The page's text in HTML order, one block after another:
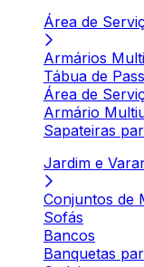
Área de
Armários
Tábua de
Área de
Armário
Sapateiras
Jardim e
Conjuntos de
Sofás
Bancos
Banquetas